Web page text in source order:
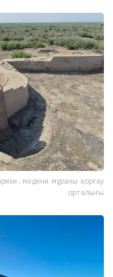
мәдени мұраны қорғау
орталығы